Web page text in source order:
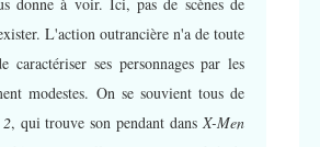
L'action outrancière n'a de toute
ses personnages par les
modestes. On se souvient tous de
, qui trouve son pendant dansX-Men